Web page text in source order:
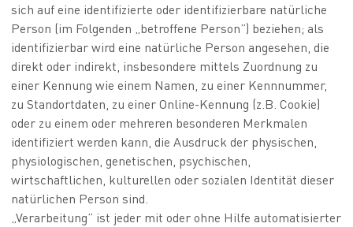
sich auf eine identifizierte oder identifizierbare natürliche
Person (im Folgenden „betroffene Person”) beziehen; als
identifizierbar wird eine natürliche Person angesehen, die
direkt oder indirekt, insbesondere mittels Zuordnung zu
einer Kennung wie einem Namen, zu einer Kennnummer,
zu Standortdaten, zu einer Online-Kennung (z.B. Cookie)
oder zu einem oder mehreren besonderen Merkmalen
identifiziert werden kann, die Ausdruck der physischen,
physiologischen, genetischen, psychischen,
wirtschaftlichen, kulturellen oder sozialen Identität dieser
natürlichen Person sind.
„Verarbeitung” ist jeder mit oder ohne Hilfe automatisierter